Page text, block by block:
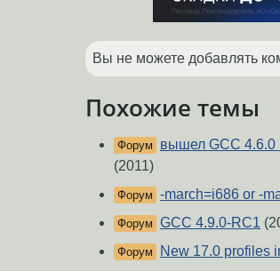
Вы не можете добавлять
Похожие темы
Форум
вышел GCC 4.6.0
(2011)
Форум -march=i686 or -
Форум GCC 4.9.0-RC1
Форум New 17.0 profiles